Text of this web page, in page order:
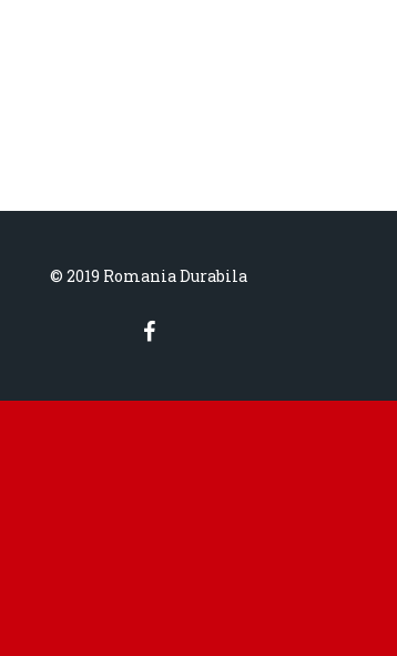
© 2019 Romania Durabila